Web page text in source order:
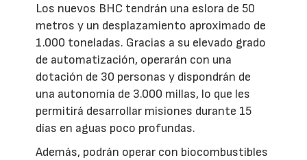
Los nuevos BHC tendrán una eslora de 50
metros y un desplazamiento aproximado de
1.000 toneladas. Gracias a su elevado grado
de automatización, operarán con una
dotación de 30 personas y dispondrán de
una autonomía de 3.000 millas, lo que les
permitirá desarrollar misiones durante 15
días en aguas poco profundas.
Además, podrán operar con biocombustibles